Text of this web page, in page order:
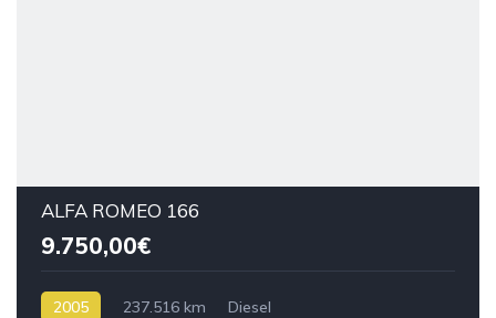
ALFA ROMEO 166
9.750,00€
2005 237.516 km Diesel